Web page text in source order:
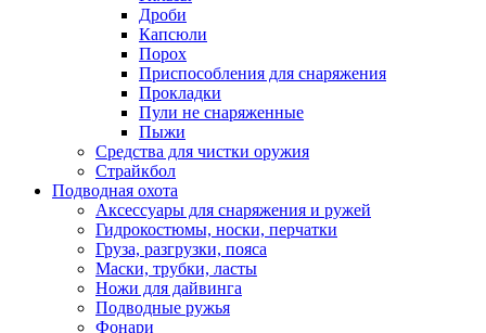
Дроби
Капсюли
Порох
Приспособления для снаряжения
Прокладки
Пули не снаряженные
Пыжи
Средства для чистки оружия
Страйкбол
Подводная охота
Аксессуары для снаряжения и ружей
Гидрокостюмы, носки, перчатки
Груза, разгрузки, пояса
Маски, трубки, ласты
Ножи для дайвинга
Подводные ружья
Фонари